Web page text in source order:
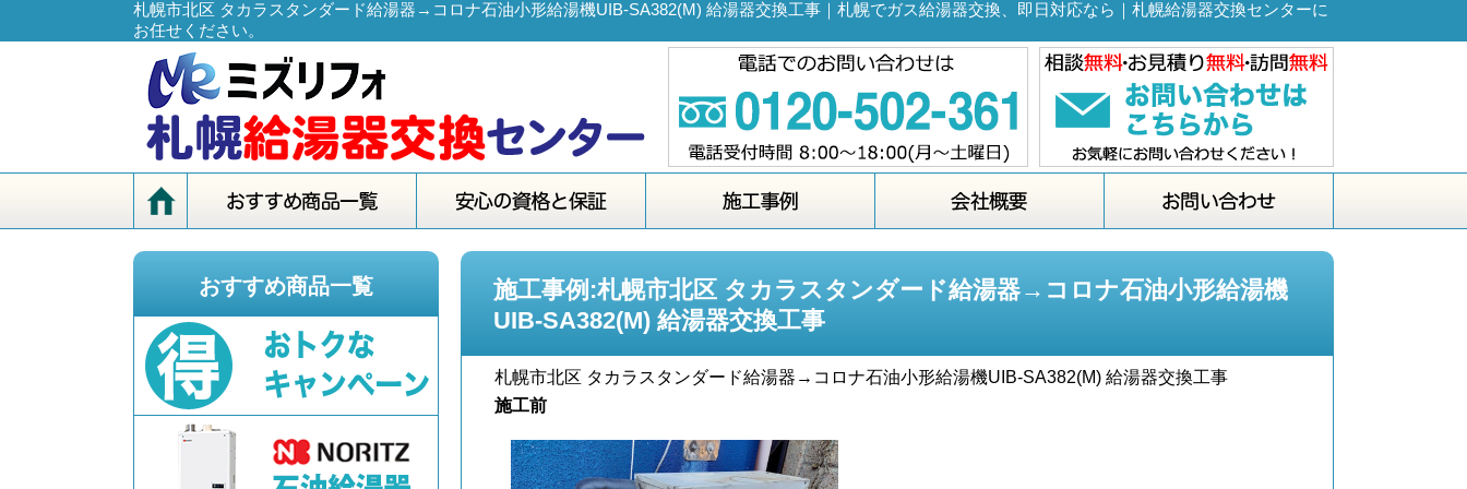
札幌市北区 タカラスタンダード給湯器→コロナ石油小形給湯機UIB-SA382(M) 給湯器交換工事｜札幌でガス給湯器交換、即日対応なら｜札幌給湯器交換センターに
お任せください。
施工事例:札幌市北区 タカラスタンダード給湯器→コロナ石油小形給湯機
UIB-SA382(M) 給湯器交換工事
札幌市北区 タカラスタンダード給湯器→コロナ石油小形給湯機UIB-SA382(M) 給湯器交換工事
施工前
おすすめ商品一覧